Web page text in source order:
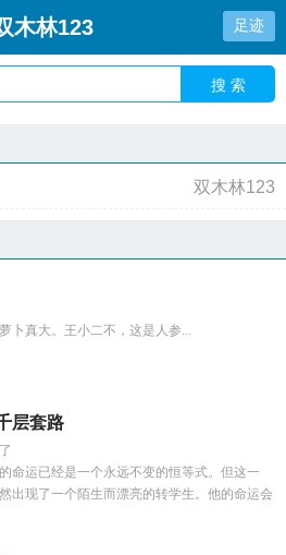
木林123 足迹
搜 索
双木林123
卜真大。王小二不，这是人参...
层套路
命运已经是一个永远不变的恒等式。但这一
出现了一个陌生而漂亮的转学生。他的命运会